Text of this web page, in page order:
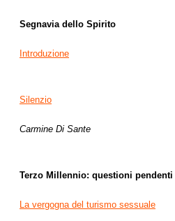
Segnavia dello Spirito
Introduzione
Silenzio
Carmine Di Sante
Terzo Millennio: questioni pendenti
La vergogna del turismo sessuale